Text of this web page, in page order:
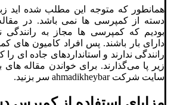
همانطور که متوجه این مطلب شده اید
دسته از کمپرسی ها نمی‌ باشد. در
بودیم که کمپرسی ها مجاز به رانندگی
دارای بار باشند. پس افراد کامیون های
رانندگی ندارند و استانداردهای جاده ای را
زیر پا می‌گذارند. برای خواندن مقاله های
سایت شرکت ahmadikheybar سر بزنید.